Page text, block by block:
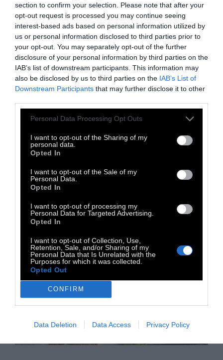
section to confirm your selection. Please note that after your
opt-out request is processed you may continue seeing
interest-based ads based on personal information utilized by
us or personal information disclosed to third parties prior to
your opt-out. You may separately opt-out of the further
disclosure of your personal information by third parties on the
IAB’s list of downstream participants. This information may
also be disclosed by us to third parties on the IAB’s List of
Downstream Participants that may further disclose it to other
Personal Data Processing Opt Outs
I want to opt-out of the Sharing of my
personal data.
Opted In
I want to opt-out of the Sale of my
Personal Data.
Opted In
I want to opt-out of processing my
Personal Data for Targeted Advertising.
Opted In
I want to opt-out of Collection, Use,
Retention, Sale, and/or Sharing of my
Personal Data that Is Unrelated with the
Purposes for which it was collected.
Opted Out
CONFIRM
Data Deletion Data Access Privacy Policy
ΚΟΣΜΟΣ
ΕΡΕΥΝΑ: Συντηρητικά
τροφίμων και καρκίνος
τροφίμων με αυξημένο κίνδυνο καρκίνου και
διαβήτη τύπου 2
26 Μαΐου 2026